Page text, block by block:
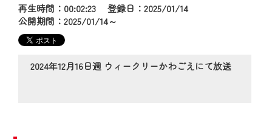
再生時間：00:02:23 登録日：2025/01/14
公開期間：2025/01/14～
2024年12月16日週 ウィークリーかわごえにて放送
【変更点】
◆デザイン変更により、お住まいの地域
の動画コンテンツが一目瞭然。
◆当社アプリやＰＣブラウザから、いつ
でも・どこでも・外出先でも！